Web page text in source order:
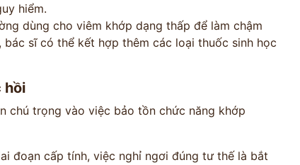
hiểm.
dùng cho viêm khớp dạng thấp để làm chậm
sĩ có thể kết hợp thêm các loại thuốc sinh học
hồi
chú trọng vào việc bảo tồn chức năng khớp
đoạn cấp tính, việc nghỉ ngơi đúng tư thế là bắt